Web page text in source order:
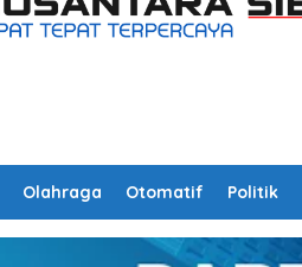
Olahraga Otomatif Politik